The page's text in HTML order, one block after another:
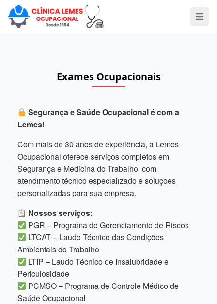
Open
Exames Ocupacionais
Segurança e Saúde Ocupacional é com a
Lemes!
Com mais de 30 anos de experiência, a Lemes
Ocupacional oferece serviços completos em
Segurança e Medicina do Trabalho, com
atendimento técnico especializado e soluções
personalizadas para sua empresa.
Nossos serviços:
PGR – Programa de Gerenciamento de Riscos
LTCAT – Laudo Técnico das Condições
Ambientais do Trabalho
LTIP – Laudo Técnico de Insalubridade e
Periculosidade
PCMSO – Programa de Controle Médico de
Saúde Ocupacional